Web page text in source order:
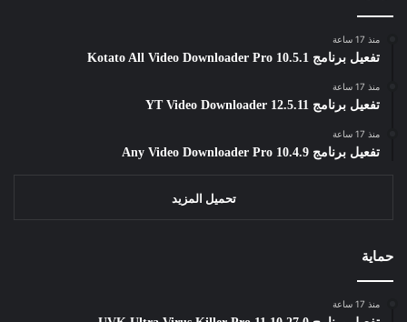
منذ 17 ساعة
تفعيل برنامج Kotato All Video Downloader Pro 10.5.1
منذ 17 ساعة
تفعيل برنامج YT Video Downloader 12.5.11
منذ 17 ساعة
تفعيل برنامج Any Video Downloader Pro 10.4.9
تحميل المزيد
حماية
منذ 17 ساعة